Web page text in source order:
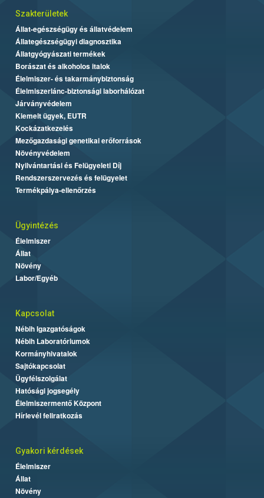
Szakterületek
Állat-egészségügy és állatvédelem
Állategészségügyi diagnosztika
Állatgyógyászati termékek
Borászat és alkoholos italok
Élelmiszer- és takarmánybiztonság
Élelmiszerlánc-biztonsági laborhálózat
Járványvédelem
Kiemelt ügyek, EUTR
Kockázatkezelés
Mezőgazdasági genetikai erőforrások
Növényvédelem
Nyilvántartási és Felügyeleti Díj
Rendszerszervezés és felügyelet
Termékpálya-ellenőrzés
Ügyintézés
Élelmiszer
Állat
Növény
Labor/Egyéb
Kapcsolat
Nébih Igazgatóságok
Nébih Laboratóriumok
Kormányhivatalok
Sajtókapcsolat
Ügyfélszolgálat
Hatósági jogsegély
Élelmiszermentő Központ
Hírlevél feliratkozás
Gyakori kérdések
Élelmiszer
Állat
Növény